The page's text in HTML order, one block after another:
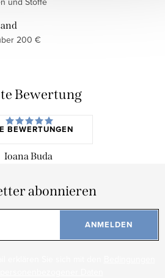
200 €
Bewertung
BEWERTUNGEN
Ioana Buda
abonnieren
ANMELDEN